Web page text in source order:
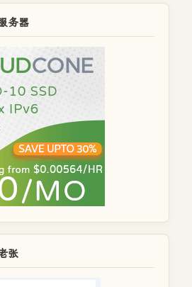
务器
张